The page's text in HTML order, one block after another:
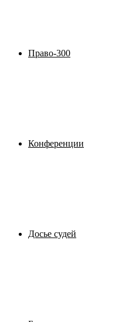
Право-300
Конференции
Досье судей